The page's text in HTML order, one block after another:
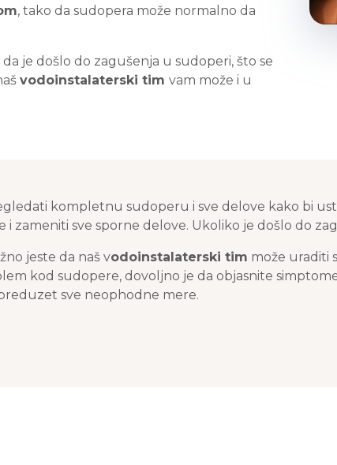
, tako da sudopera može normalno da
je došlo do zagušenja u sudoperi, što se
vodoinstalaterski tim vam može i u
kompletnu sudoperu i sve delove kako bi
i zameniti sve sporne delove. Ukoliko je došlo do
jeste da naš vodoinstalaterski tim može uraditi
kod sudopere, dovoljno je da objasnite
sve neophodne mere.